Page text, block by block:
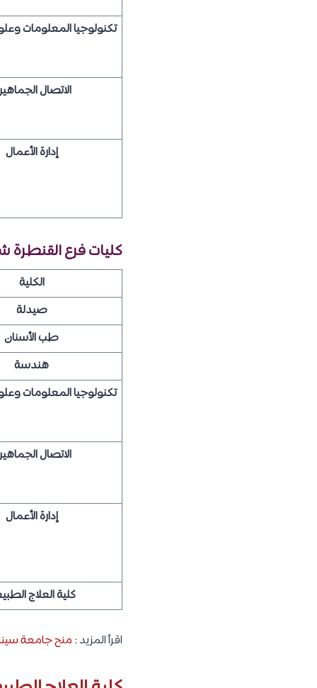
تكنولوجيا المعلومات
الاتصال
إدارة الأعمال
كليات فرع القنطرة
الكلية
صيدلة
طب الأسنان
هندسة
تكنولوجيا المعلومات
الاتصال
إدارة الأعمال
كلية العلاج
اقرأ المزيد : منح جامعة